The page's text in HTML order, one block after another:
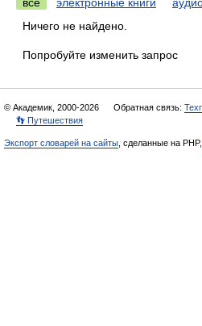
Ничего не найдено.
Попробуйте изменить запрос
© Академик, 2000-2026 Обратная связь:
👣 Путешествия
Экспорт словарей на сайты , сделанные на PHP,